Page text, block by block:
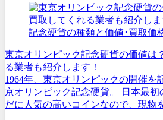
記念硬貨の種類と価値･買取価
東京オリンピック記念硬貨の価値は
る業者も紹介します！
1964年、東京オリンピックの開催を
京オリンピック記念硬貨。 日本最初
だに人気の高いコインなので、現物